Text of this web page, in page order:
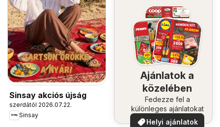
Sinsay akciós újság
szerdától 2026.07.22.
Sinsay
Ajánlatok a
közelében
Fedezze fel a
különleges ajánlatokat
Helyi ajánlatok